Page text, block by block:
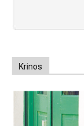
Krinos